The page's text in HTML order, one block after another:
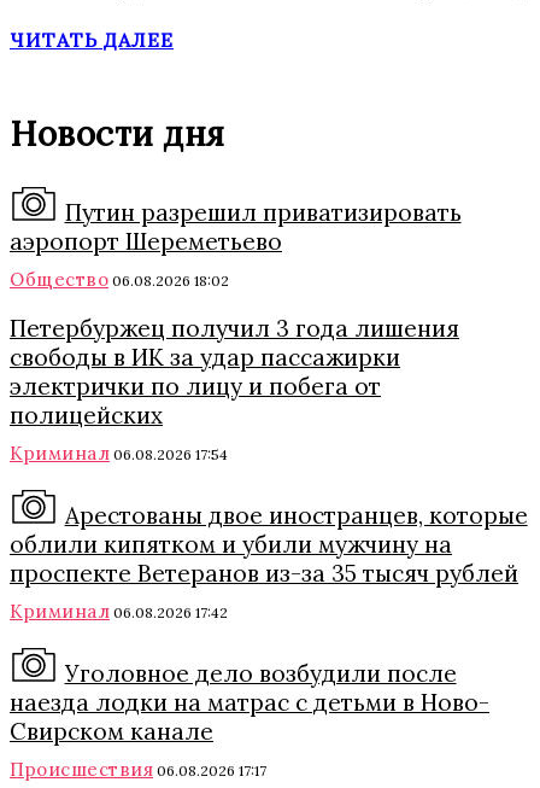
ЧИТАТЬ ДАЛЕЕ
Новости дня
Путин разрешил приватизировать
аэропорт Шереметьево
Общество 06.08.2026 18:02
Петербуржец получил 3 года лишения
свободы в ИК за удар пассажирки
электрички по лицу и побега от
полицейских
Криминал 06.08.2026 17:54
Арестованы двое иностранцев, которые
облили кипятком и убили мужчину на
проспекте Ветеранов из-за 35 тысяч рублей
Криминал 06.08.2026 17:42
Уголовное дело возбудили после
наезда лодки на матрас с детьми в Ново-
Свирском канале
Происшествия 06.08.2026 17:17